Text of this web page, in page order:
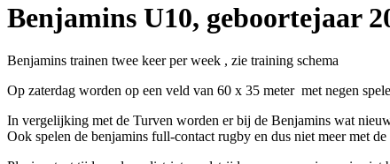
Benjamins U10, geboortejaar
Benjamins trainen twee keer per week , zie training schema
Op zaterdag worden op een veld van 60 x 35 meter met negen
In vergelijking met de Turven worden er bij de Benjamins wat
Ook spelen de benjamins full-contact rugby en dus niet meer met de